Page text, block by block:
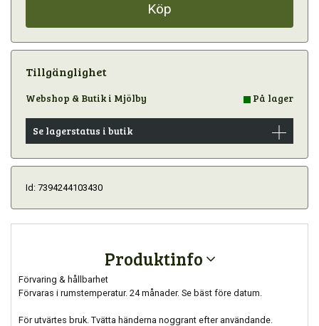
Köp
Tillgänglighet
Webshop & Butik i Mjölby På lager
Se lagerstatus i butik
Id: 7394244103430
Produktinfo
Förvaring & hållbarhet
Förvaras i rumstemperatur. 24 månader. Se bäst före datum.
För utvärtes bruk. Tvätta händerna noggrant efter användande.